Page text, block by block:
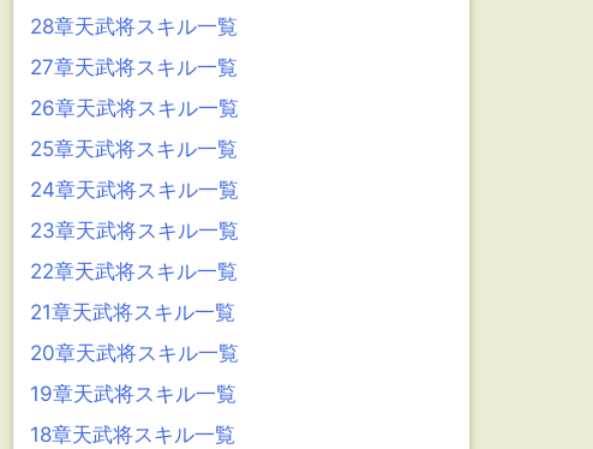
28章天武将スキル一覧
27章天武将スキル一覧
26章天武将スキル一覧
25章天武将スキル一覧
24章天武将スキル一覧
23章天武将スキル一覧
22章天武将スキル一覧
21章天武将スキル一覧
20章天武将スキル一覧
19章天武将スキル一覧
18章天武将スキル一覧